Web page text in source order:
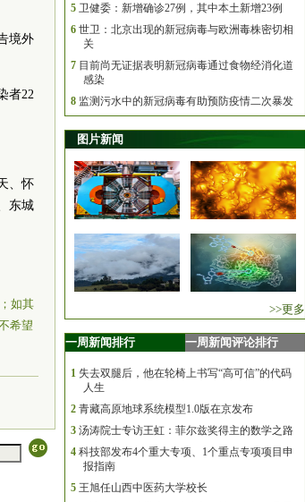
境外
者22
、怀
东城
如其
希望
5 卫健委：新增确诊27例，其中本土新增23例
6 世卫：北京出现的新冠病毒与欧洲毒株密切相
关
7 目前尚无证据表明新冠病毒通过食物经消化道
感染
8 监测污水中的新冠病毒有助预防疫情二次暴发
图片新闻
>>更多
一周新闻排行 一周新闻评论排行
1 失去双腿后，他在轮椅上书写“高可信”的代码
人生
2 青藏高原地球系统模型1.0版在京发布
3 汤涛院士专访王虹：菲尔兹奖得主的数学之路
4 科技部发布4个重大专项、1个重点专项项目申
报指南
5 王旭任山西中医药大学校长